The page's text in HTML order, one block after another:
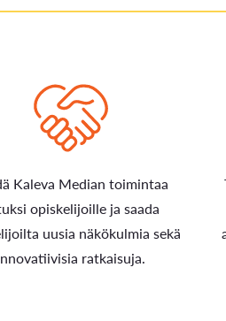
Kaleva Median toimintaa
opiskelijoille ja saada
uusia näkökulmia sekä
ratkaisuja.